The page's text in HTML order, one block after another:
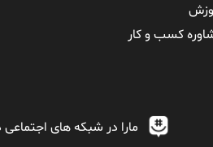
کسب و کار
مارا در شبکه های اجتماعی